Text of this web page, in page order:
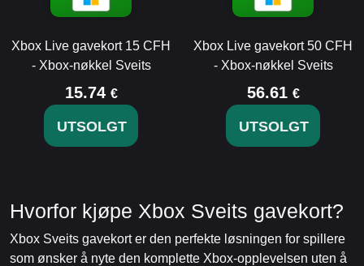
Xbox Live gavekort 15 CFH
- Xbox-nøkkel Sveits
15.74 €
UTSOLGT
Xbox Live gavekort 50 CFH
- Xbox-nøkkel Sveits
56.61 €
UTSOLGT
Hvorfor kjøpe Xbox Sveits gavekort?
Xbox Sveits gavekort er den perfekte løsningen for spillere
som ønsker å nyte den komplette Xbox-opplevelsen uten å